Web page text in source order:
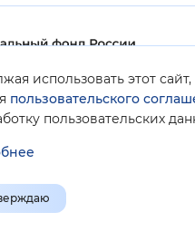
использовать этот
пользовательского
пользовательских
© Социальный фонд